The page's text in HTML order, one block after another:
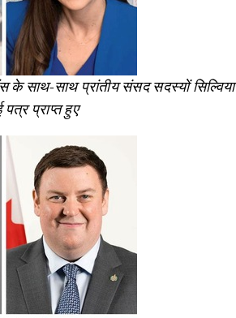
साथ-साथ प्रांतीय संसद सदस्यों सिल्विया
प्राप्त हुए